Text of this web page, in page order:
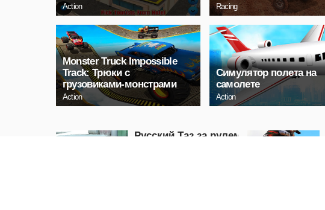
Action Racing
Monster Truck Impossible
Track: Трюки с
грузовиками-монстрами
Action
Симулятор полета на
самолете
Action
Русский Таз за рулем